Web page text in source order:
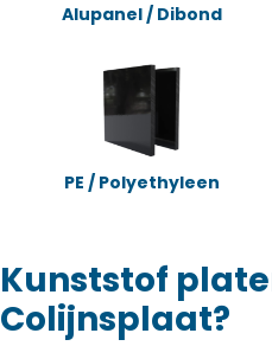
Alupanel / Dibond
PE / Polyethyleen
Kunststof
Colijnsplaat?